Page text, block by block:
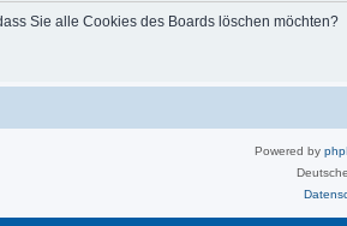
Sie alle Cookies des Boards löschen möchten?
Powered by